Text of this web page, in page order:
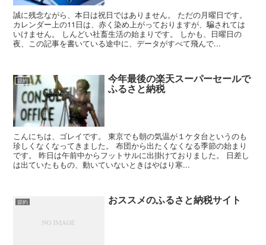
誠に残念ながら、本日は祝日ではありません。 ただの月曜日です。
カレンダー上の11日は、赤く染め上がっておりますが、騙されては
いけません。 しんどい社畜生活の始まりです。 しかも、日曜日の
夜、この記事を書いている途中に、データがすべて飛んで...
節約 今年最後の楽天スーパーセールで
ふるさと納税
こんにちは、ゴレイです。 東京でも朝の気温が１ケタ台というのも
珍しくなくなってきました。 布団から出たくなくなる季節の始まり
です。 昨日は午前中からフットサルに出掛けておりました。 日差し
は出ていたももの、動いていないときはやはり寒...
節約 おススメのふるさと納税サイト